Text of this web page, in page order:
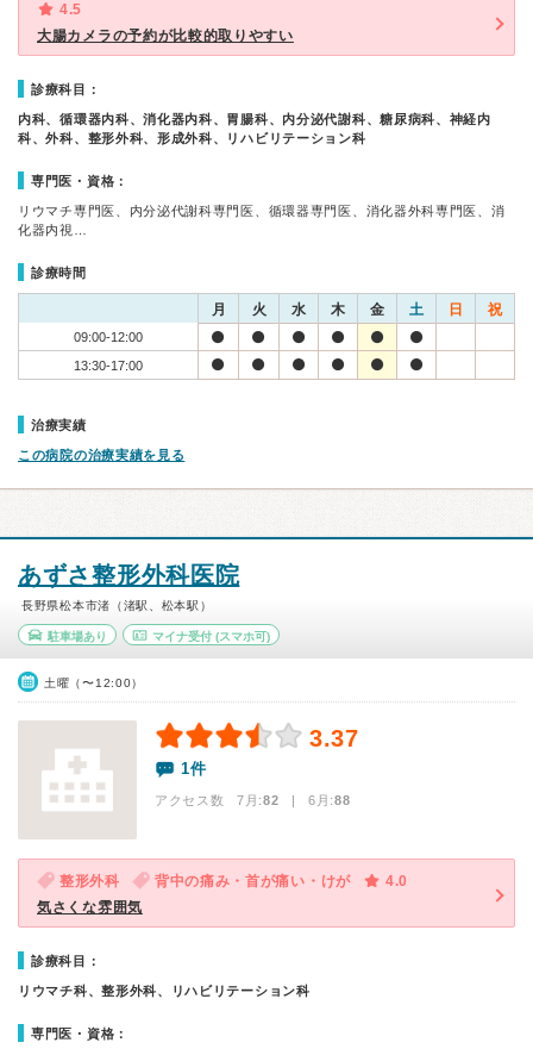
4.5
大腸カメラの予約が比較的取りやすい
診療科目：
内科、循環器内科、消化器内科、胃腸科、内分泌代謝科、糖尿病科、神経内
科、外科、整形外科、形成外科、リハビリテーション科
専門医・資格：
リウマチ専門医、内分泌代謝科専門医、循環器専門医、消化器外科専門医、消
化器内視…
診療時間
月 火 水 木 金 土 日 祝
09:00-12:00
13:30-17:00
治療実績
この病院の治療実績を見る
あずさ整形外科医院
長野県松本市渚（渚駅、松本駅）
駐車場あり マイナ受付(スマホ可)
土曜（〜12:00）
3.37
1件
アクセス数 7月:82 | 6月:88
整形外科 背中の痛み・首が痛い・けが
4.0
気さくな雰囲気
診療科目：
リウマチ科、整形外科、リハビリテーション科
専門医・資格：